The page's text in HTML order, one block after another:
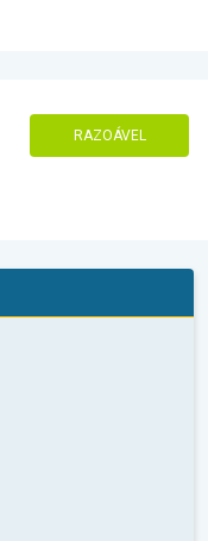
RAZOÁVEL